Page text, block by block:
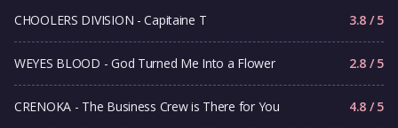
CHOOLERS DIVISION - Capitaine T 3.8 / 5
WEYES BLOOD - God Turned Me Into a Flower 2.8 / 5
CRENOKA - The Business Crew is There for You 4.8 / 5